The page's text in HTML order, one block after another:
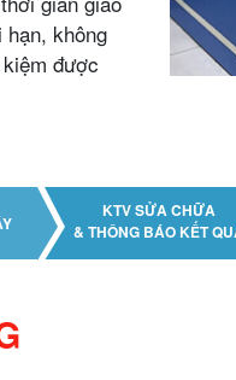
hạn, không
được
KTV SỬA CHỮA
& THÔNG BÁO KẾT